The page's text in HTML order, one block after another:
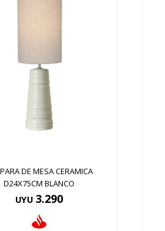
DE MESA CERAMICA
D24X75CM BLANCO
UYU 3.290